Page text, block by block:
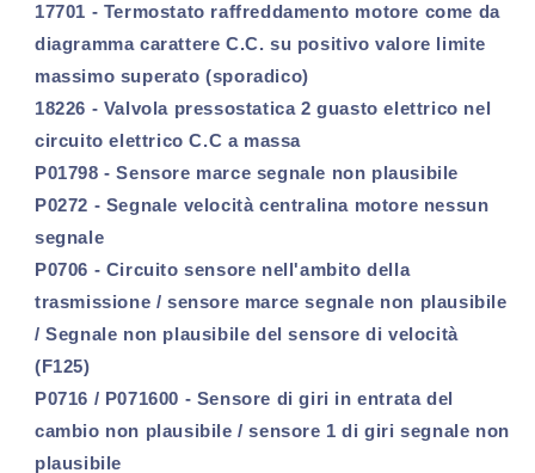
17701 - Termostato raffreddamento motore come da
diagramma carattere C.C. su positivo valore limite
massimo superato (sporadico)
18226 - Valvola pressostatica 2 guasto elettrico nel
circuito elettrico C.C a massa
P01798 - Sensore marce segnale non plausibile
P0272 - Segnale velocità centralina motore nessun
segnale
P0706 - Circuito sensore nell'ambito della
trasmissione / sensore marce segnale non plausibile
/ Segnale non plausibile del sensore di velocità
(F125)
P0716 / P071600 - Sensore di giri in entrata del
cambio non plausibile / sensore 1 di giri segnale non
plausibile